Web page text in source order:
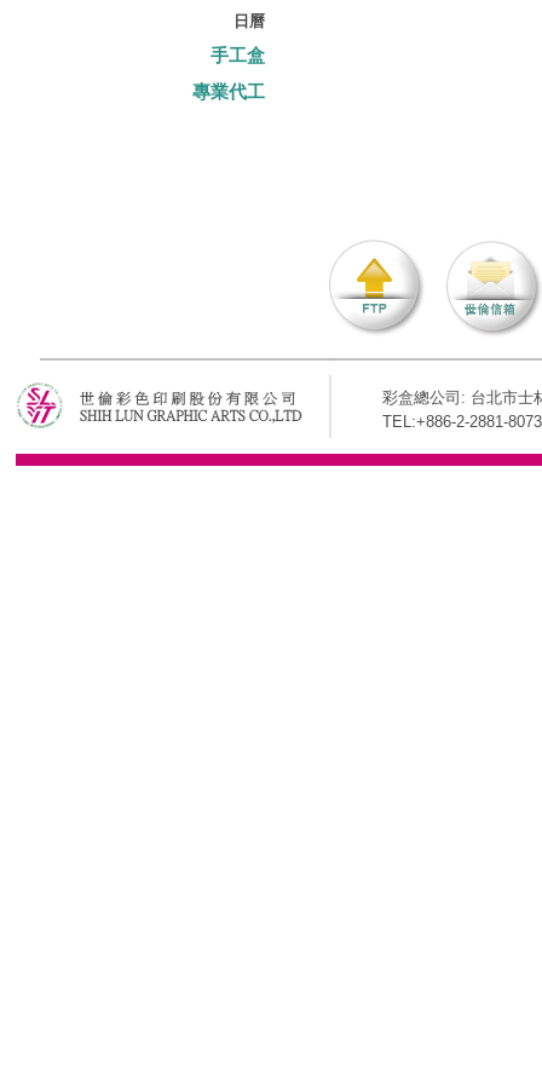
日曆
手工盒
專業代工
彩盒總公司: 台北市士
TEL:+886-2-2881-